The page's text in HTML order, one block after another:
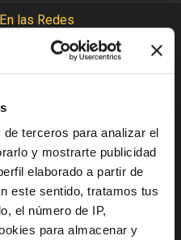
terceros para analizar el
y mostrarte publicidad
elaborado a partir de
este sentido, tratamos tus
el número de IP,
para almacenar y
En las Redes
Tok
móviles
Políticas